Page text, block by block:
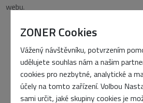
ZONER Cookies
Vážený návštěvníku, potvrzením
udělujete souhlas nám a našim
cookies pro nezbytné, analytické a
účely na tomto zařízení. Volbou
sami určit, jaké skupiny cookies je
webu.